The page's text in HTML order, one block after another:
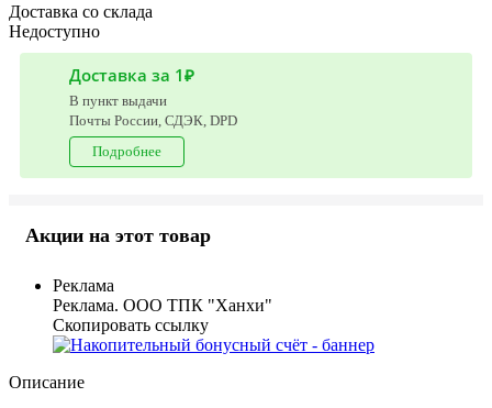
Доставка со склада
Недоступно
Доставка за 1₽
В пункт выдачи
Почты России, СДЭК, DPD
Подробнее
Акции на этот товар
Реклама
Реклама. ООО ТПК "Ханхи"
Скопировать ссылку
Описание